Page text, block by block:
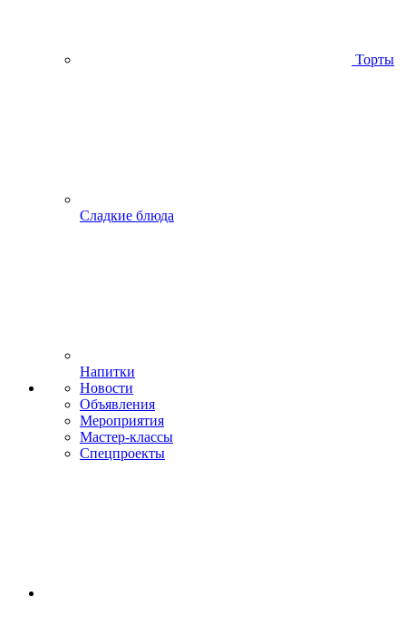
Торты
Сладкие блюда
Напитки
Новости
Объявления
Мероприятия
Мастер-классы
Спецпроекты